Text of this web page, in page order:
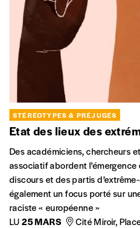
STÉRÉOTYPES & PRÉJUGÉS
Etat des lieux des
Des académiciens, chercheurs
associatif abordent
discours et des partis
également un focus porté sur
raciste « européenne »
LU25 MARS
Cité Miroir,